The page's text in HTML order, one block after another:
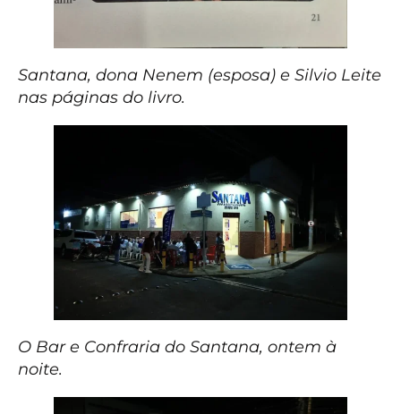
Santana, dona Nenem (esposa) e Silvio Leite
nas páginas do livro.
O Bar e Confraria do Santana, ontem à
noite.